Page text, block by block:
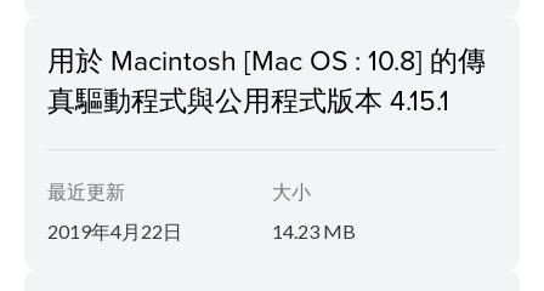
用於 Macintosh [Mac OS : 10.8] 的傳
真驅動程式與公用程式版本 4.15.1
最近更新
2019年4月22日
大小
14.23 MB